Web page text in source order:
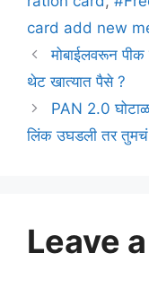
card add new
मोबाईलवरून पीक
थेट खात्यात पैसे ?
PAN 2.0
लिंक उघडली तर
Leave